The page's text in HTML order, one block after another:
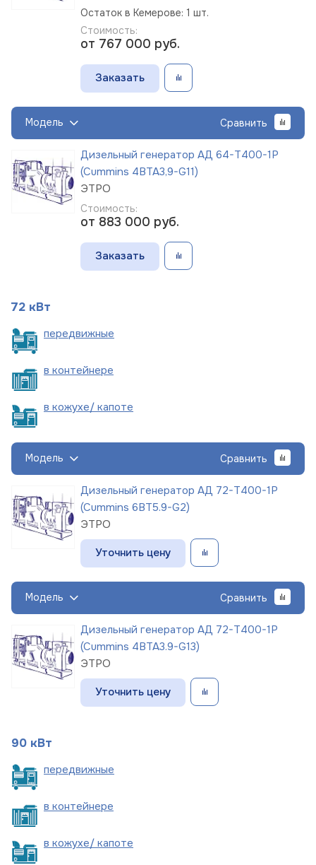
Остаток в Кемерове: 1 шт.
Стоимость:
от 767 000 руб.
Заказать
Модель Сравнить
Дизельный генератор АД 64-Т400-1Р
(Cummins 4BTA3,9-G11)
ЭТРО
Стоимость:
от 883 000 руб.
Заказать
72 кВт
передвижные
в контейнере
в кожухе/ капоте
Модель Сравнить
Дизельный генератор АД 72-Т400-1Р
(Cummins 6BT5.9-G2)
ЭТРО
Уточнить цену
Модель Сравнить
Дизельный генератор АД 72-Т400-1Р
(Cummins 4BTA3.9-G13)
ЭТРО
Уточнить цену
90 кВт
передвижные
в контейнере
в кожухе/ капоте